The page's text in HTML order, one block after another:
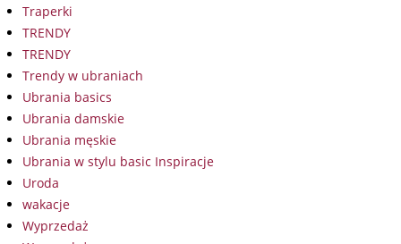
Traperki
TRENDY
TRENDY
Trendy w ubraniach
Ubrania basics
Ubrania damskie
Ubrania męskie
Ubrania w stylu basic Inspiracje
Uroda
wakacje
Wyprzedaż